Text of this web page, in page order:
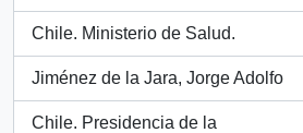
Chile. Ministerio de Salud.
, 17 results
Jiménez de la Jara, Jorge Adolfo
, 16 results
Chile. Presidencia de la